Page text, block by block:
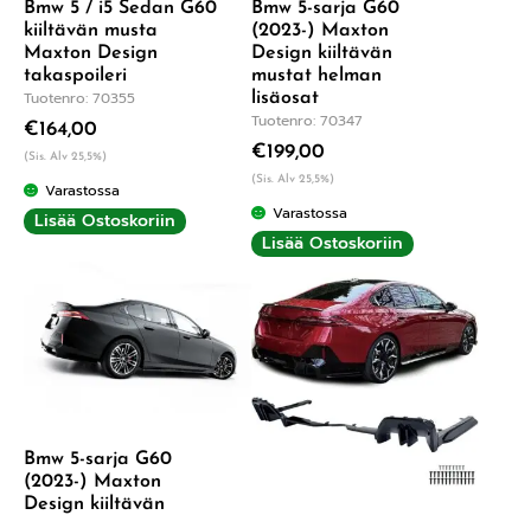
Bmw 5 / i5 Sedan G60
kiiltävän musta
Maxton Design
takaspoileri
Tuotenro: 70355
€164,00
(Sis. Alv 25,5%)
Varastossa
Lisää Ostoskoriin
Bmw 5-sarja G60
(2023-) Maxton
Design kiiltävän
mustat helman
lisäosat
Tuotenro: 70347
€199,00
(Sis. Alv 25,5%)
Varastossa
Lisää Ostoskoriin
Bmw 5-sarja G60
(2023-) Maxton
Design kiiltävän